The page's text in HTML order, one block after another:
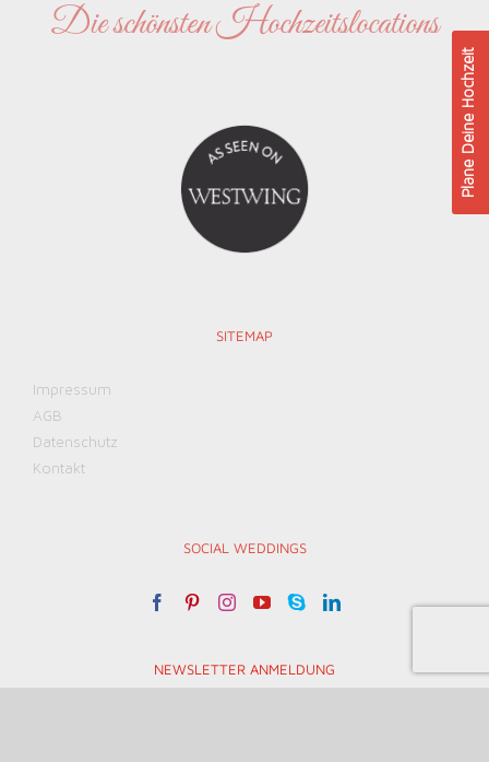
Die schönsten Hochzeitslocations
SITEMAP
Impressum
AGB
Datenschutz
Kontakt
SOCIAL WEDDINGS
NEWSLETTER ANMELDUNG
Plane Deine Hochzeit